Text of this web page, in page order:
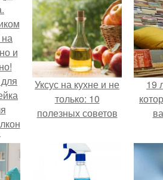
Уксус на кухне и не
только: 10
полезных советов
19